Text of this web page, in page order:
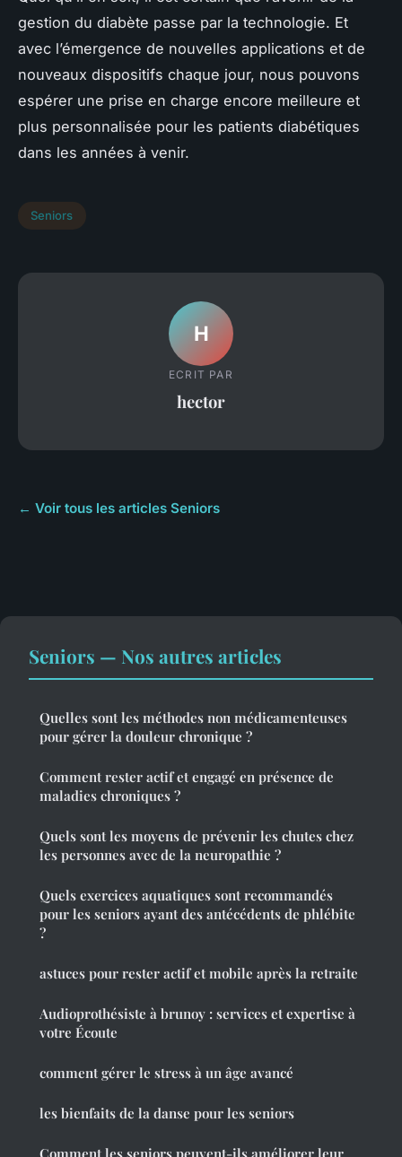
gestion du diabète passe par la technologie. Et
avec l’émergence de nouvelles applications et de
nouveaux dispositifs chaque jour, nous pouvons
espérer une prise en charge encore meilleure et
plus personnalisée pour les patients diabétiques
dans les années à venir.
Seniors
H
ECRIT PAR
hector
← Voir tous les articles Seniors
Seniors — Nos autres articles
Quelles sont les méthodes non médicamenteuses
pour gérer la douleur chronique ?
Comment rester actif et engagé en présence de
maladies chroniques ?
Quels sont les moyens de prévenir les chutes chez
les personnes avec de la neuropathie ?
Quels exercices aquatiques sont recommandés
pour les seniors ayant des antécédents de phlébite
?
astuces pour rester actif et mobile après la retraite
Audioprothésiste à brunoy : services et expertise à
votre Écoute
comment gérer le stress à un âge avancé
les bienfaits de la danse pour les seniors
Comment les seniors peuvent-ils améliorer leur